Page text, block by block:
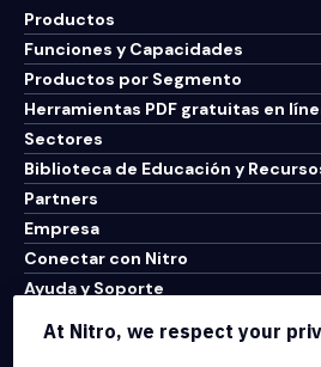
Productos
Funciones y Capacidades
Productos por Segmento
Herramientas PDF gratuitas en
Sectores
Biblioteca de Educación y
Partners
Empresa
Conectar con Nitro
Ayuda y Soporte
At Nitro, we respect your